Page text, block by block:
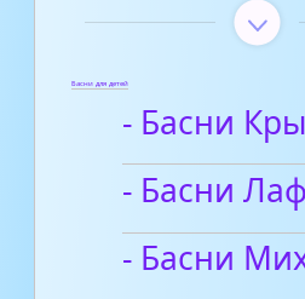
Басни для детей
- Басни
- Басни
- Басни